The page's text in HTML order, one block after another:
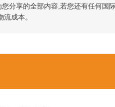
分享的全部内容,若您还有任何
成本。